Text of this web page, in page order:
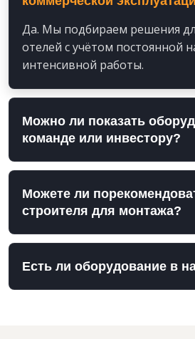
Да. Мы подбираем решения
отелей с учётом постоянной
интенсивной работы.
Можно ли показать
команде или инвестору?
Можете ли
строителя для монтажа?
Есть ли оборудование в